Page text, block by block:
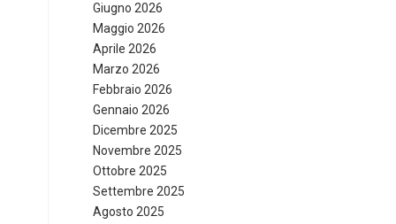
Giugno 2026
Maggio 2026
Aprile 2026
Marzo 2026
Febbraio 2026
Gennaio 2026
Dicembre 2025
Novembre 2025
Ottobre 2025
Settembre 2025
Agosto 2025